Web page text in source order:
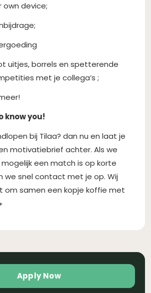
own device;
uitjes, borrels en spetterende
met je collega’s ;
know you!
bij Tilaa? dan nu en laat je
motivatiebrief achter. Als we
een match is op korte
we snel contact met je op. Wij
om samen een kopje koffie met
Apply Now